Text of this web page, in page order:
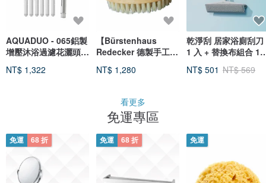
AQUADUO - 065鋁製
增壓沐浴過濾花灑頭連
件)
NT$ 1,322
【Bürstenhaus
Redecker 德製手工刷
刷
NT$ 1,280
乾淨刮 居家浴廁刮刀
1 入 + 替換布組合 1
NT$ 501 NT$ 569
看更多
免運專區
免運 68 折 免運 68 折 免運